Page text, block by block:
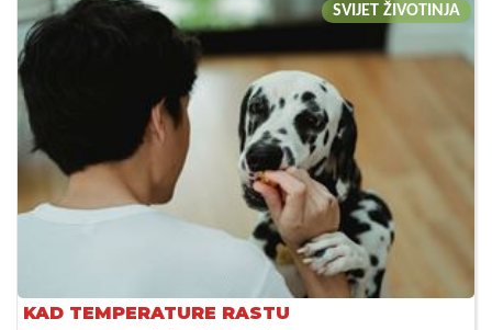
SVIJET ŽIVOTINJA
KAD TEMPERATURE RASTU